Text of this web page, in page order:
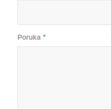
Poruka *